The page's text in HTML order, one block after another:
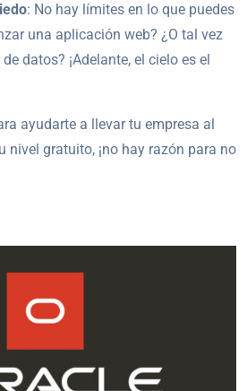
: No hay límites en lo que puedes
una aplicación web? ¿O tal vez
datos? ¡Adelante, el cielo es el
ayudarte a llevar tu empresa al
nivel gratuito, ¡no hay razón para no